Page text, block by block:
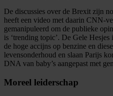
De discussies over de Brexit zijn
heeft een video met daarin CNN-
gemanipuleerd om de publieke
is ‘trending topic’. De Gele
de hoge accijns op benzine en
levensonderhoud en slaan Parijs
DNA van baby’s aangepast met
Moreel leiderschap